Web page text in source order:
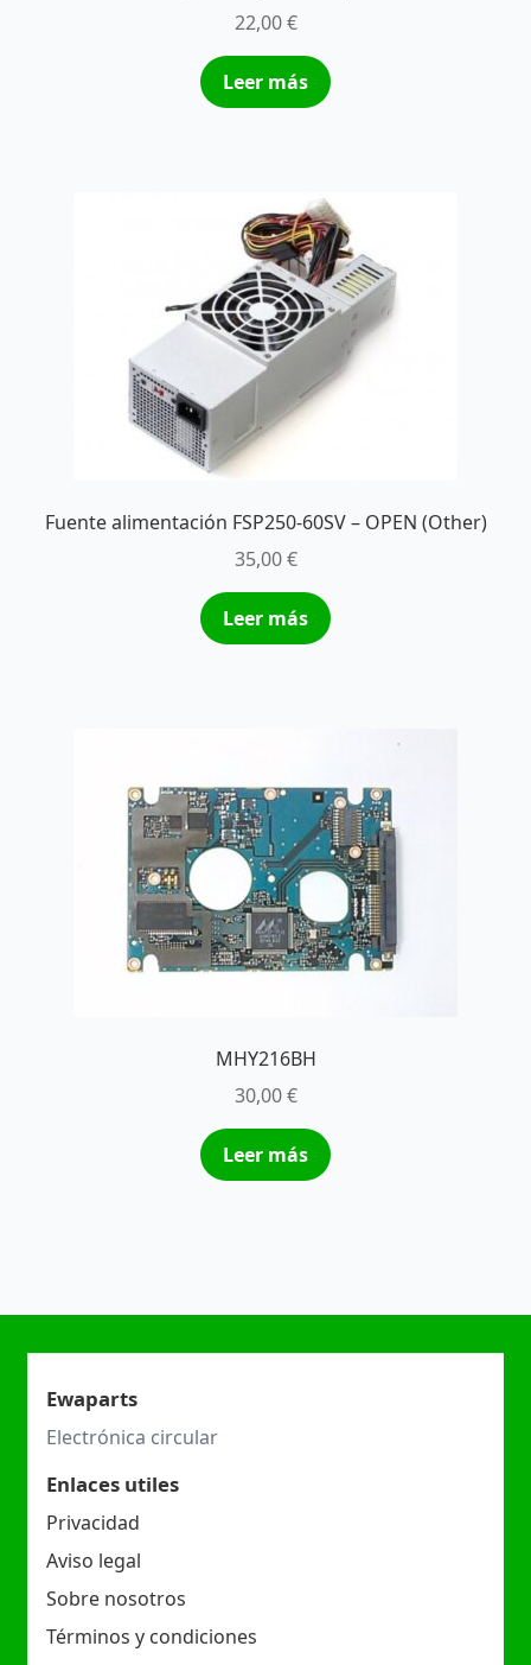
22,00€
Leer más
Fuente alimentación FSP250-60SV – OPEN (Other)
35,00€
Leer más
MHY216BH
30,00€
Leer más
Ewaparts
Electrónica circular
Enlaces utiles
Privacidad
Aviso legal
Sobre nosotros
Términos y condiciones